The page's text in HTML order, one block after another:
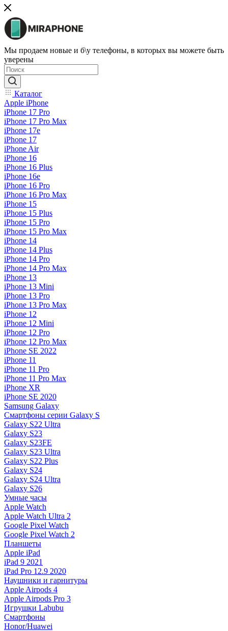
Мы продаем новые и б\у телефоны, в которых вы можете быть
уверены
Каталог
Apple iPhone
iPhone 17 Pro
iPhone 17 Pro Max
iPhone 17e
iPhone 17
iPhone Air
iPhone 16
iPhone 16 Plus
iPhone 16e
iPhone 16 Pro
iPhone 16 Pro Max
iPhone 15
iPhone 15 Plus
iPhone 15 Pro
iPhone 15 Pro Max
iPhone 14
iPhone 14 Plus
iPhone 14 Pro
iPhone 14 Pro Max
iPhone 13
iPhone 13 Mini
iPhone 13 Pro
iPhone 13 Pro Max
iPhone 12
iPhone 12 Mini
iPhone 12 Pro
iPhone 12 Pro Max
iPhone SE 2022
iPhone 11
iPhone 11 Pro
iPhone 11 Pro Max
iPhone XR
iPhone SE 2020
Samsung Galaxy
Смартфоны серии Galaxy S
Galaxy S22 Ultra
Galaxy S23
Galaxy S23FE
Galaxy S23 Ultra
Galaxy S22 Plus
Galaxy S24
Galaxy S24 Ultra
Galaxy S26
Умные часы
Apple Watch
Apple Watch Ultra 2
Google Pixel Watch
Google Pixel Watch 2
Планшеты
Apple iPad
iPad 9 2021
iPad Pro 12.9 2020
Наушники и гарнитуры
Apple Airpods 4
Apple Airpods Pro 3
Игрушки Labubu
Смартфоны
Honor/Huawei